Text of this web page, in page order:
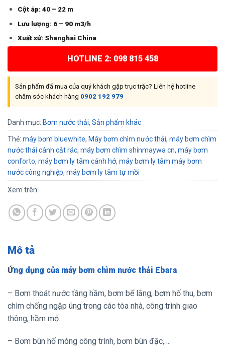
Cột áp: 40 – 22 m
Lưu lượng: 6 – 90 m3/h
Xuất xứ: Shanghai China
HOTLINE 2: 098 815 458
Sản phẩm đã mua của quý khách gặp trục trặc? Liên hệ hotline
chăm sóc khách hàng 0902 192 979
Danh mục: Bơm nước thải, Sản phẩm khác
Thẻ: máy bơm bluewhite, Máy bơm chìm nước thải, máy bơm chìm
nước thải cánh cắt rác, máy bơm chìm shinmaywa cn, máy bơm
conforto, máy bơm ly tâm cánh hở, máy bơm ly tâm máy bơm
nước công nghiệp, máy bơm ly tâm tự mồi
Xem trên:
Mô tả
Ứng dụng của máy bơm chìm nước thải Ebara
– Bơm thoát nước tầng hầm, bơm bể lắng, bơm hố thu, bơm
chìm chống ngập úng trong các tòa nhà, công trình giao
thông, hầm mỏ.
– Bơm bùn hố móng công trình, bơm bùn đặc,….